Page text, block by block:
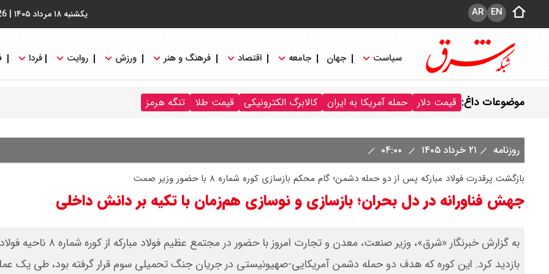
یکشنبه ۱۸ مرداد ۱۴۰۵ | EN
AR
سیاست جهان جامعه اقتصاد فرهنگ و هنر ورزش روایت فردا
موضوعات داغ: قیمت دلار حمله آمریکا به ایران کالابرگ الکترونیکی قیمت طلا تنگه هرمز
روزنامه ۲۱ خرداد ۱۴۰۵
بازگشت پرقدرت فولاد مبارکه پس از دو حمله دشمن؛ گام محکم بازسازی کوره شماره ۸ با حضور وزیر صمت
جهش فناورانه در دل بحران؛ بازسازی و نوسازی هم‌زمان با تکیه بر دانش داخلی
‌به گزارش خبرنگار «شرق»، وزیر صنعت، معدن و تجارت امروز با حضور در مجتمع
بازدید کرد. این کوره که هدف دو حمله دشمن آمریکایی-صهیونیستی در جریان جنگ تحمیلی سوم قرار گرفته بود، طی یک